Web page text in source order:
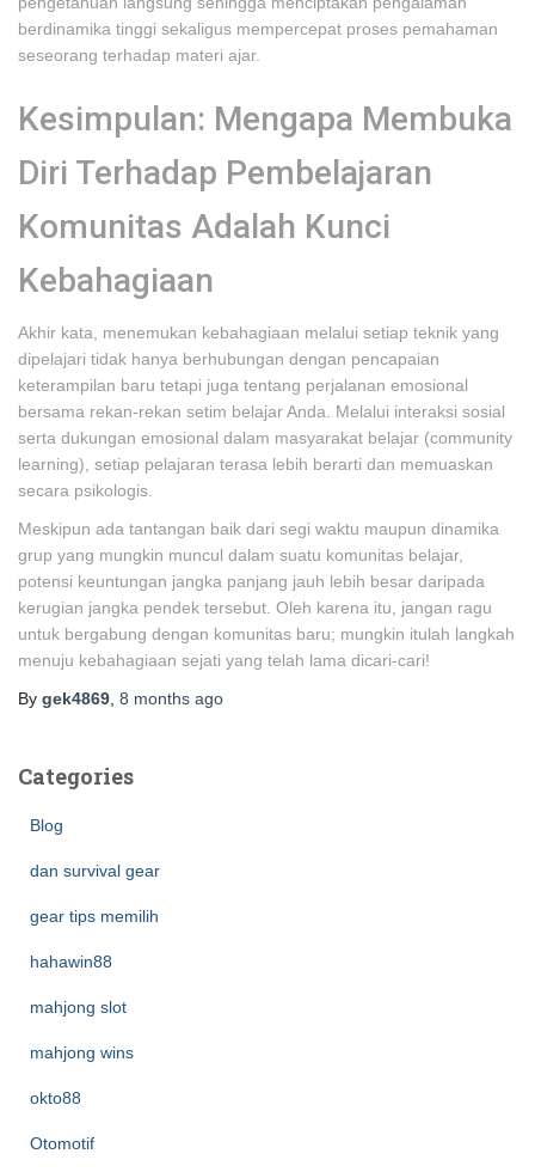
berdinamika tinggi sekaligus mempercepat proses pemahaman
seseorang terhadap materi ajar.
Kesimpulan: Mengapa Membuka
Diri Terhadap Pembelajaran
Komunitas Adalah Kunci
Kebahagiaan
Akhir kata, menemukan kebahagiaan melalui setiap teknik yang
dipelajari tidak hanya berhubungan dengan pencapaian
keterampilan baru tetapi juga tentang perjalanan emosional
bersama rekan-rekan setim belajar Anda. Melalui interaksi sosial
serta dukungan emosional dalam masyarakat belajar (community
learning), setiap pelajaran terasa lebih berarti dan memuaskan
secara psikologis.
Meskipun ada tantangan baik dari segi waktu maupun dinamika
grup yang mungkin muncul dalam suatu komunitas belajar,
potensi keuntungan jangka panjang jauh lebih besar daripada
kerugian jangka pendek tersebut. Oleh karena itu, jangan ragu
untuk bergabung dengan komunitas baru; mungkin itulah langkah
menuju kebahagiaan sejati yang telah lama dicari-cari!
By gek4869 8 months ago
Categories
Blog
dan survival gear
gear tips memilih
hahawin88
mahjong slot
mahjong wins
okto88
Otomotif